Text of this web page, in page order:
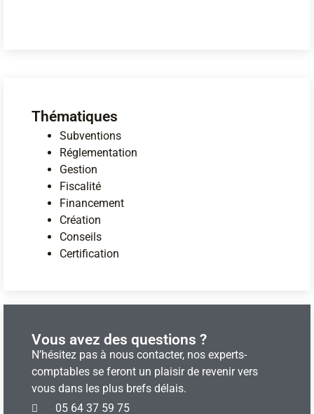
Thématiques
Subventions
Réglementation
Gestion
Fiscalité
Financement
Création
Conseils
Certification
Vous avez des questions ?​
N’hésitez pas à nous contacter, nos experts-
comptables se feront un plaisir de revenir vers
vous dans les plus brefs délais.
05 64 37 59 75